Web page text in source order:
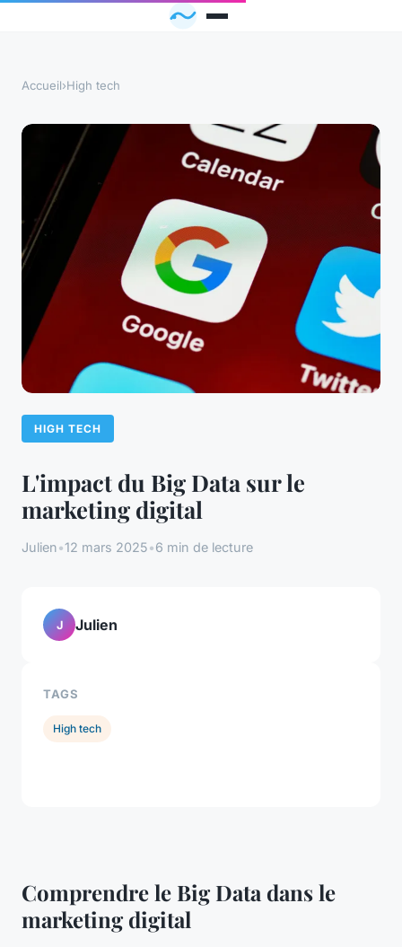
Accueil›High tech
HIGH TECH
L'impact du Big Data sur le
marketing digital
Julien•12 mars 2025•6 min de lecture
Comprendre le Big Data dans le
marketing digital
J Julien
TAGS
High tech